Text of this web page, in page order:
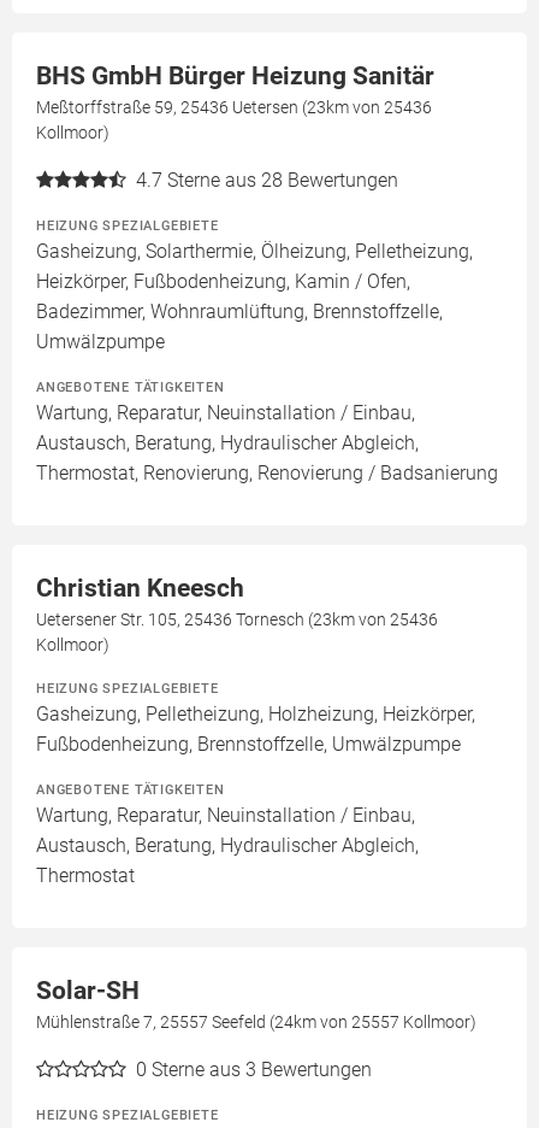
BHS GmbH Bürger Heizung Sanitär
Meßtorffstraße 59, 25436 Uetersen (23km von 25436
Kollmoor)
4.7 Sterne aus 28 Bewertungen
HEIZUNG SPEZIALGEBIETE
Gasheizung, Solarthermie, Ölheizung, Pelletheizung,
Heizkörper, Fußbodenheizung, Kamin / Ofen,
Badezimmer, Wohnraumlüftung, Brennstoffzelle,
Umwälzpumpe
ANGEBOTENE TÄTIGKEITEN
Wartung, Reparatur, Neuinstallation / Einbau,
Austausch, Beratung, Hydraulischer Abgleich,
Thermostat, Renovierung, Renovierung / Badsanierung
Christian Kneesch
Uetersener Str. 105, 25436 Tornesch (23km von 25436
Kollmoor)
HEIZUNG SPEZIALGEBIETE
Gasheizung, Pelletheizung, Holzheizung, Heizkörper,
Fußbodenheizung, Brennstoffzelle, Umwälzpumpe
ANGEBOTENE TÄTIGKEITEN
Wartung, Reparatur, Neuinstallation / Einbau,
Austausch, Beratung, Hydraulischer Abgleich,
Thermostat
Solar-SH
Mühlenstraße 7, 25557 Seefeld (24km von 25557 Kollmoor)
0 Sterne aus 3 Bewertungen
HEIZUNG SPEZIALGEBIETE